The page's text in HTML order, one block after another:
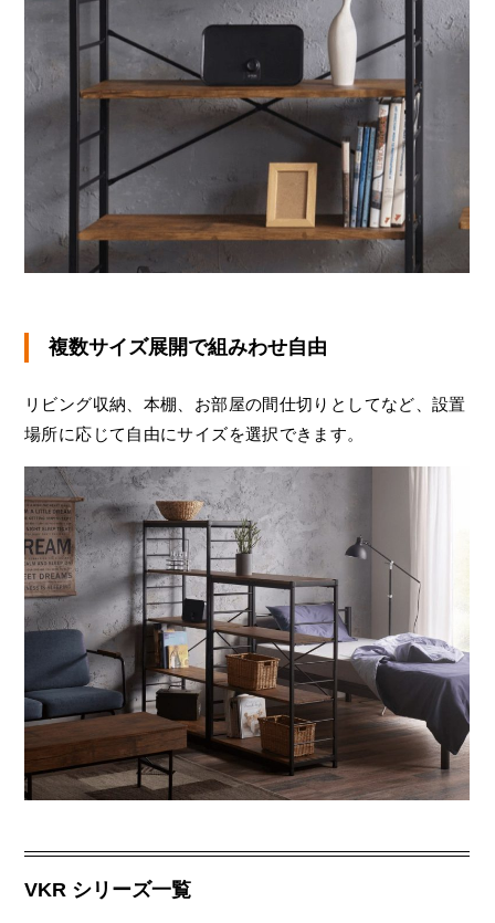
複数サイズ展開で組みわせ自由
リビング収納、本棚、お部屋の間仕切りとしてなど、設置
場所に応じて自由にサイズを選択できます。
VKR シリーズ一覧